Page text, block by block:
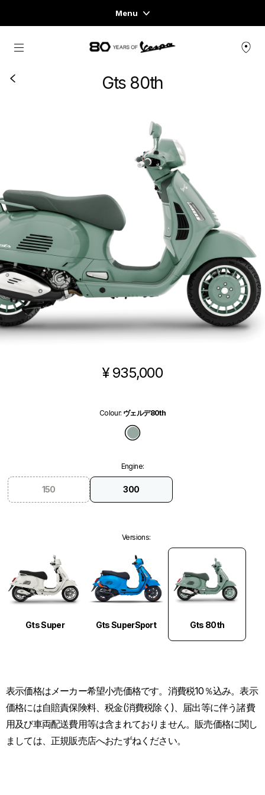
Menu
Home
スクーターページ
エキスペリエンス
CONCEPT STORE
メインコンテンツへ
Gts 80th
¥ 935,000
Colour: ヴェルデ80th
ヴェルデ80th
Engine:
150 300
Versions:
Gts Super Gts SuperSport Gts 80th
表示価格はメーカー希望小売価格です。消費税10％込み。表示
価格には自賠責保険料、税金(消費税除く)、届出等に伴う諸費
用及び車両配送費用等は含まれておりません。販売価格に関し
ましては、正規販売店へおたずねください。